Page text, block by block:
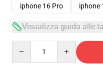
iphone 16 Pro
iphone
Visualizza guida alle